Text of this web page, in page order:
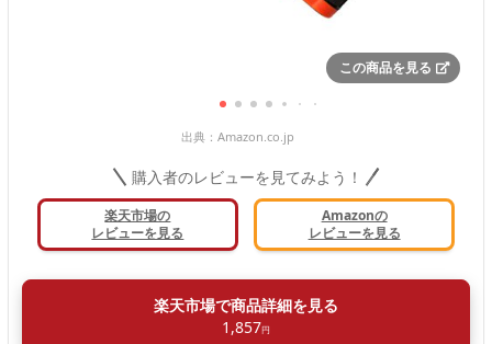
この商品を見る
出典： Amazon.co.jp
購入者のレビューを見てみよう！
楽天市場の
レビューを見る
Amazonの
レビューを見る
楽天市場で商品詳細を見る
1,857円